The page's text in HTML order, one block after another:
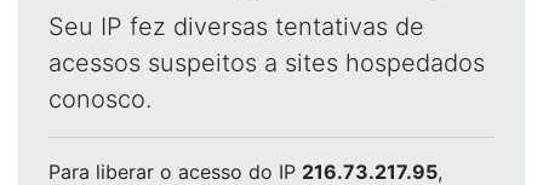
Seu IP fez diversas tentativas de
acessos suspeitos a sites hospedados
conosco.
Para liberar o acesso do IP 216.73.217.95,